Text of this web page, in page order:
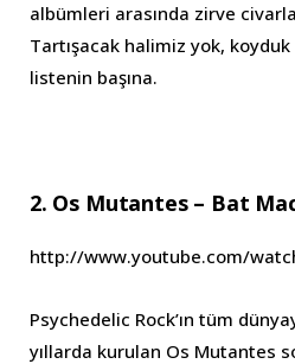
albümleri arasında zirve
Tartışacak halimiz yok,
listenin başına.
2. Os Mutantes – Bat
http://www.youtube.com/
Psychedelic Rock’ın tüm
yıllarda kurulan Os Mutantes